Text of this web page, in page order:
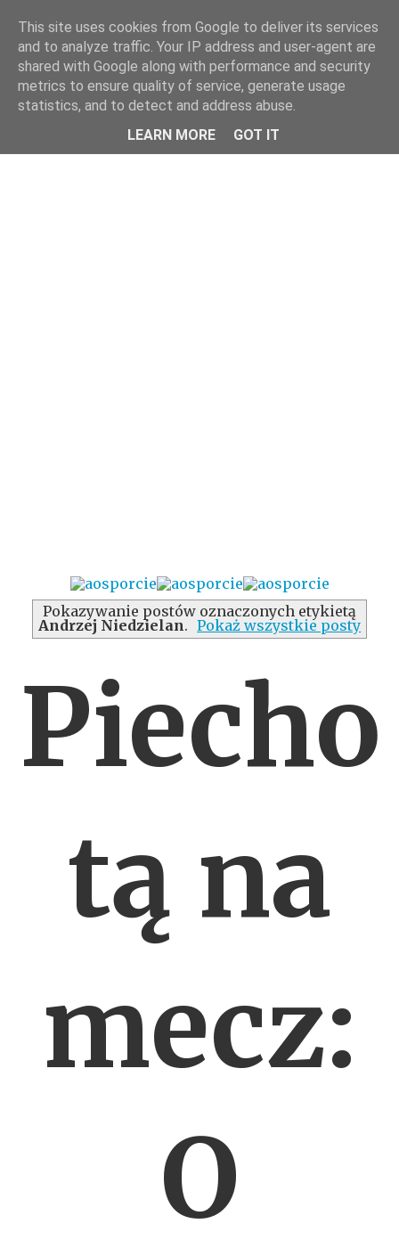
Menu
Pokazywanie postów oznaczonych etykietą
Andrzej Niedzielan. Pokaż wszystkie posty
Piecho
tą na
mecz:
O
This site uses cookies from Google to deliver its services
and to analyze traffic. Your IP address and user-agent are
shared with Google along with performance and security
metrics to ensure quality of service, generate usage
statistics, and to detect and address abuse.
LEARN MORE
GOT IT